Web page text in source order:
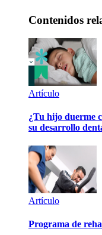
Contenidos
Artículo
¿Tu hijo duerme
su desarrollo
Artículo
Programa de